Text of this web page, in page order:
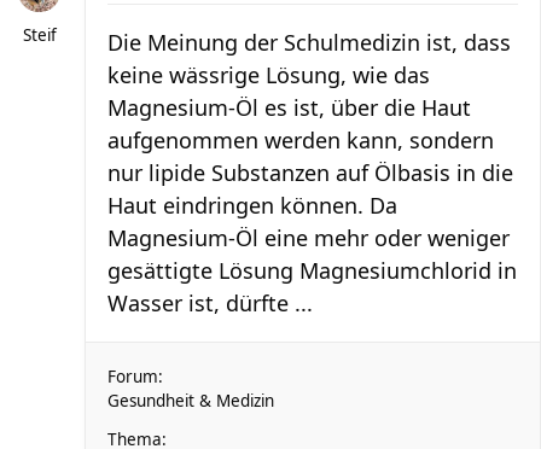
Steif
Die Meinung der Schulmedizin ist, dass
keine wässrige Lösung, wie das
Magnesium-Öl es ist, über die Haut
aufgenommen werden kann, sondern
nur lipide Substanzen auf Ölbasis in die
Haut eindringen können. Da
Magnesium-Öl eine mehr oder weniger
gesättigte Lösung Magnesiumchlorid in
Wasser ist, dürfte ...
Forum:
Gesundheit & Medizin
Thema: